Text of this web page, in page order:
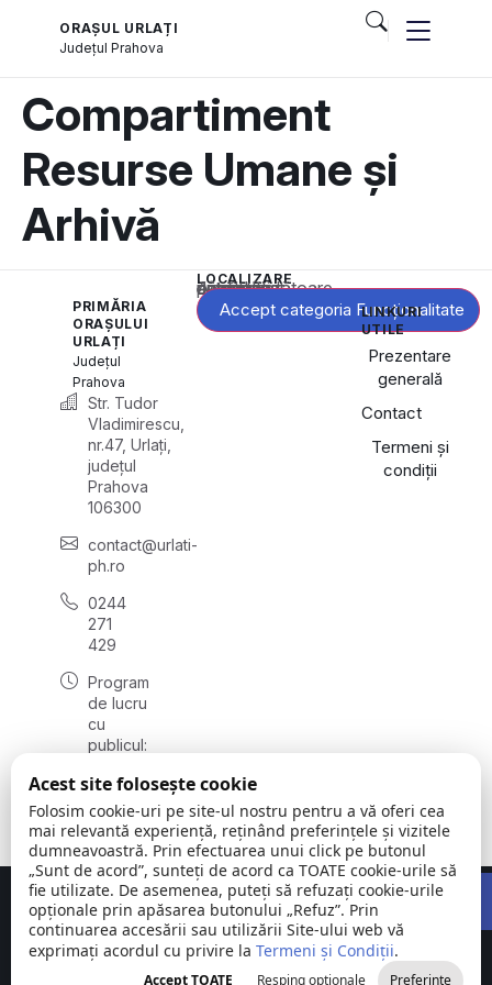
ORAȘUL URLAȚI
JudețulPrahova
Compartiment
Resurse Umane și
Arhivă
PRIMĂRIA
ORAȘULUI
URLAȚI
Județul
Prahova
Str. Tudor
Vladimirescu,
nr.47, Urlați,
județul
Prahova
106300
contact@urlati-
ph.ro
0244
271
429
Program
de lucru
cu
publicul:
vineri
08:00 -
16:30
LOCALIZARE
Acest conținut este blocat până când acceptați categoria corespunzătoare de cookie-uri.
Accept categoria Funcționalitate
LINKURI
UTILE
Prezentare
generală
Contact
Termeni și
condiții
Orașul Urlați |
Județul
©
2026
Toate
drepturile
Concept realizat deBig Media Relații Publice SRL
Acest site folosește cookie
Folosim cookie-uri pe site-ul nostru pentru a vă oferi cea
mai relevantă experiență, reținând preferințele și vizitele
dumneavoastră. Prin efectuarea unui click pe butonul
„Sunt de acord”, sunteți de acord ca TOATE cookie-urile să
fie utilizate. De asemenea, puteți să refuzați cookie-urile
opționale prin apăsarea butonului „Refuz”. Prin
continuarea accesării sau utilizării Site-ului web vă
exprimați acordul cu privire la Termeni și Condiții.
Accept TOATE Resping opționale Preferințe